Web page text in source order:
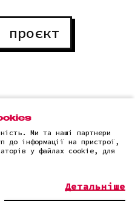
проєкт
Ми та наші партнери
до інформації на пристрої,
у файлах cookie, для
Детальніше